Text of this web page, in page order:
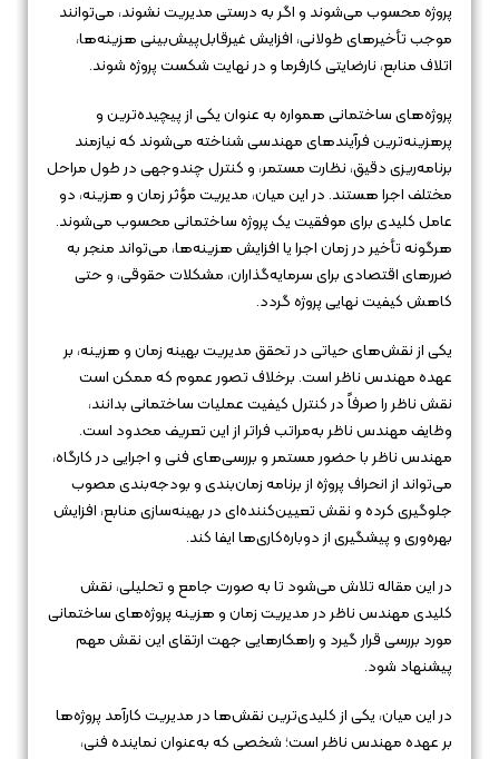
پروژه محسوب می‌شوند و اگر به درستی مدیریت نشوند، می‌توانند
موجب تأخیرهای طولانی، افزایش غیرقابل‌پیش‌بینی هزینه‌ها،
اتلاف منابع، نارضایتی کارفرما و در نهایت شکست پروژه شوند.
پروژه‌های ساختمانی همواره به عنوان یکی از پیچیده‌ترین و
پرهزینه‌ترین فرآیندهای مهندسی شناخته می‌شوند که نیازمند
برنامه‌ریزی دقیق، نظارت مستمر، و کنترل چندوجهی در طول مراحل
مختلف اجرا هستند. در این میان، مدیریت مؤثر زمان و هزینه، دو
عامل کلیدی برای موفقیت یک پروژه ساختمانی محسوب می‌شوند.
هرگونه تأخیر در زمان اجرا یا افزایش هزینه‌ها، می‌تواند منجر به
ضررهای اقتصادی برای سرمایه‌گذاران، مشکلات حقوقی، و حتی
کاهش کیفیت نهایی پروژه گردد.
یکی از نقش‌های حیاتی در تحقق مدیریت بهینه زمان و هزینه، بر
عهده مهندس ناظر است. برخلاف تصور عموم که ممکن است
نقش ناظر را صرفاً در کنترل کیفیت عملیات ساختمانی بدانند،
وظایف مهندس ناظر به‌مراتب فراتر از این تعریف محدود است.
مهندس ناظر با حضور مستمر و بررسی‌های فنی و اجرایی در کارگاه،
می‌تواند از انحراف پروژه از برنامه زمان‌بندی و بودجه‌بندی مصوب
جلوگیری کرده و نقش تعیین‌کننده‌ای در بهینه‌سازی منابع، افزایش
بهره‌وری و پیشگیری از دوباره‌کاری‌ها ایفا کند.
در این مقاله تلاش می‌شود تا به صورت جامع و تحلیلی، نقش
کلیدی مهندس ناظر در مدیریت زمان و هزینه پروژه‌های ساختمانی
مورد بررسی قرار گیرد و راهکارهایی جهت ارتقای این نقش مهم
پیشنهاد شود.
در این میان، یکی از کلیدی‌ترین نقش‌ها در مدیریت کارآمد پروژه‌ها
بر عهده مهندس ناظر است؛ شخصی که به‌عنوان نماینده فنی،